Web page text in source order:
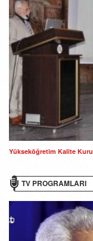
Yükseköğretim Kalite
TV PROGRAMLARI